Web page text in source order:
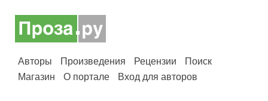
Авторы Произведения Рецензии
Поиск
Магазин
О портале Вход для авторов